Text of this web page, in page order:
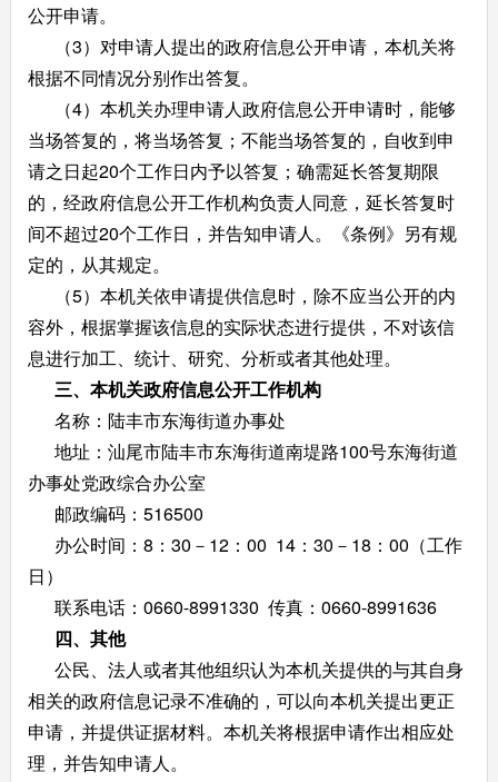
公开申请。
（3）对申请人提出的政府信息公开申请，本机关将
根据不同情况分别作出答复。
（4）本机关办理申请人政府信息公开申请时，能够
当场答复的，将当场答复；不能当场答复的，自收到申
请之日起20个工作日内予以答复；确需延长答复期限
的，经政府信息公开工作机构负责人同意，延长答复时
间不超过20个工作日，并告知申请人。《条例》另有规
定的，从其规定。
（5）本机关依申请提供信息时，除不应当公开的内
容外，根据掌握该信息的实际状态进行提供，不对该信
息进行加工、统计、研究、分析或者其他处理。
三、 本机关政府信息公开工作机构
名称：陆丰市东海街道办事处
地址：汕尾市陆丰市东海街道南堤路100号东海街道
办事处党政综合办公室
邮政编码：516500
办公时间：8：30－12：00 14：30－18：00（工作
日）
联系电话：0660-8991330 传真：0660-8991636
四、 其他
公民、法人或者其他组织认为本机关提供的与其自身
相关的政府信息记录不准确的，可以向本机关提出更正
申请，并提供证据材料。本机关将根据申请作出相应处
理，并告知申请人。